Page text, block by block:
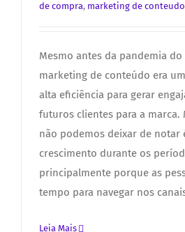
de compra, marketing de conteudo
Mesmo antes da pandemia do
marketing de conteúdo era
alta eficiência para gerar
futuros clientes para a marca.
não podemos deixar de notar
crescimento durante os
principalmente porque as
tempo para navegar nos
Leia Mais